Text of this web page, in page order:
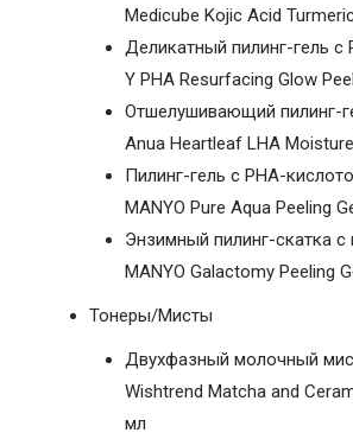
Medicube Kojic Acid
Деликатный пилинг-гель с
Y PHA Resurfacing Glow
Отшелушивающий пилинг-
Anua Heartleaf LHA
Пилинг-гель с PHA-
MANYO Pure Aqua Peeling
Энзимный пилинг-скатка с
MANYO Galactomy Peeling
Тонеры/Мисты
Двухфазный молочный
Wishtrend Matcha and
мл